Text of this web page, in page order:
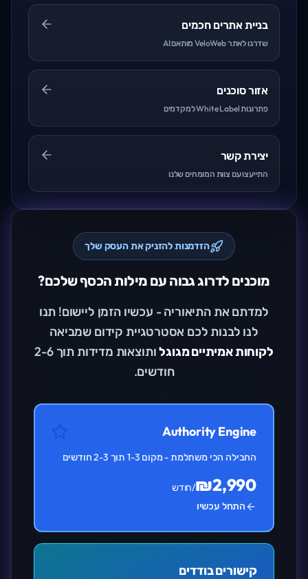
בניית אתרים חכמים
שדרגו לאתר VeloWeb מותאם AI
אזור סוכנים
פתרונות White Label למקדמים
יצירת קשר
התייעצו עם צוות המומחים שלנו
הזדמנות להזניק את העסק שלך
מוכנים לדרוג גבוה עם מילות הכסף שלכם?
למדתם את התיאוריה - עכשיו הזמן ליישום! תנו
לנו לבנות לכם אסטרטגיית קידום שמביאה
לקוחות אמיתיים מגוגל
ותוצאות מדידות תוך 2-6
חודשים.
Authority Engine
החבילה הכי משתלמת - מקום 1-3 תוך 2-3 חודשים
₪2,990/חודש
התחל עכשיו
קישורים בודדים